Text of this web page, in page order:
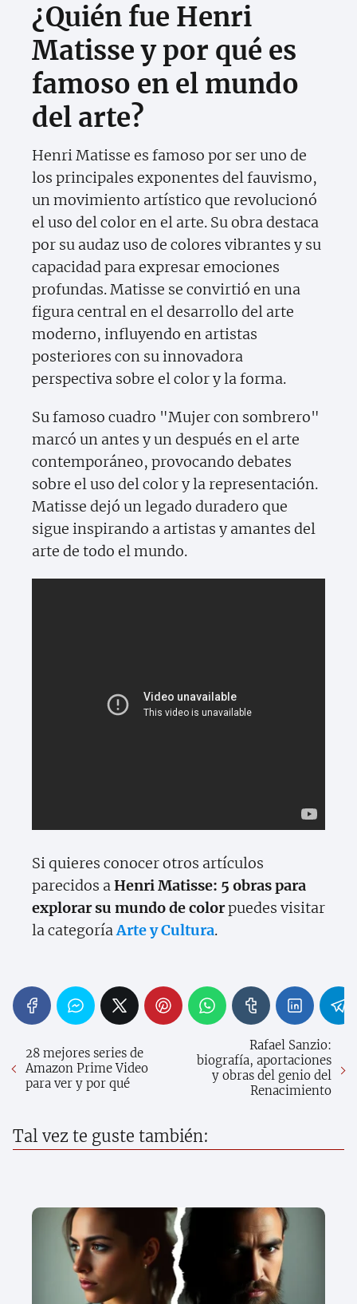
¿Quién fue Henri
Matisse y por qué es
famoso en el mundo
del arte?
Henri Matisse es famoso por ser uno de
los principales exponentes del fauvismo,
un movimiento artístico que revolucionó
el uso del color en el arte. Su obra destaca
por su audaz uso de colores vibrantes y su
capacidad para expresar emociones
profundas. Matisse se convirtió en una
figura central en el desarrollo del arte
moderno, influyendo en artistas
posteriores con su innovadora
perspectiva sobre el color y la forma.
Su famoso cuadro "Mujer con sombrero"
marcó un antes y un después en el arte
contemporáneo, provocando debates
sobre el uso del color y la representación.
Matisse dejó un legado duradero que
sigue inspirando a artistas y amantes del
arte de todo el mundo.
Si quieres conocer otros artículos
parecidos aHenri Matisse: 5 obras para
explorar su mundo de colorpuedes visitar
la categoríaArte y Cultura.
28 mejores series de
Amazon Prime Video
para ver y por qué
Rafael Sanzio:
biografía, aportaciones
y obras del genio del
Renacimiento
Tal vez te guste también: